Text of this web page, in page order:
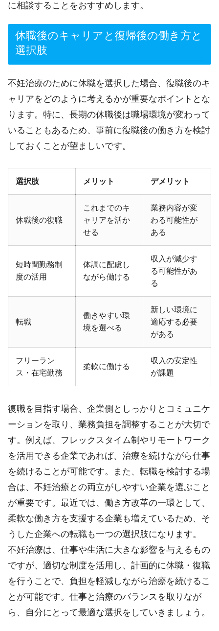
に相談することをおすすめします。
休職後のキャリアと復帰後の働き方と
選択肢
不妊治療のために休職を選択した場合、復職後のキ
ャリアをどのように考えるかが重要なポイントとな
ります。特に、長期の休職後は職場環境が変わって
いることもあるため、事前に復職後の働き方を検討
しておくことが望ましいです。
選択肢 メリット デメリット
休職後の復職
これまでのキ
ャリアを活か
せる
業務内容が変
わる可能性が
ある
短時間勤務制
度の活用
体調に配慮し
ながら働ける
収入が減少す
る可能性があ
る
転職
働きやすい環
境を選べる
新しい環境に
適応する必要
がある
フリーラン
ス・在宅勤務
柔軟に働ける
収入の安定性
が課題
復職を目指す場合、企業側としっかりとコミュニケ
ーションを取り、業務負担を調整することが大切で
す。例えば、フレックスタイム制やリモートワーク
を活用できる企業であれば、治療を続けながら仕事
を続けることが可能です。また、転職を検討する場
合は、不妊治療との両立がしやすい企業を選ぶこと
が重要です。最近では、働き方改革の一環として、
柔軟な働き方を支援する企業も増えているため、そ
うした企業への転職も一つの選択肢になります。
不妊治療は、仕事や生活に大きな影響を与えるもの
ですが、適切な制度を活用し、計画的に休職・復職
を行うことで、負担を軽減しながら治療を続けるこ
とが可能です。仕事と治療のバランスを取りなが
ら、自分にとって最適な選択をしていきましょう。